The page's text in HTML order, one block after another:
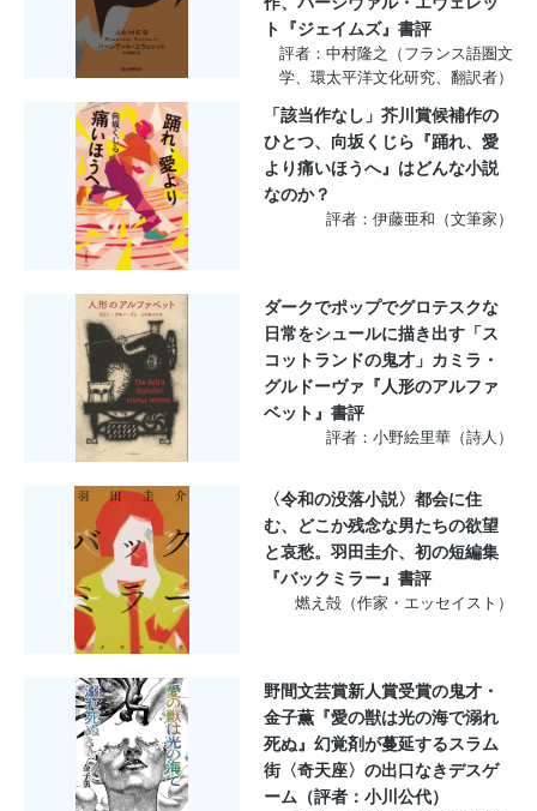
ト『ジェイムズ』書評
評者：中村隆之（フランス語圏文
学、環太平洋文化研究、翻訳者）
「該当作なし」芥川賞候補作の
ひとつ、向坂くじら『踊れ、愛
より痛いほうへ』はどんな小説
なのか？
評者：伊藤亜和（文筆家）
ダークでポップでグロテスクな
日常をシュールに描き出す「ス
コットランドの鬼才」カミラ・
グルドーヴァ『人形のアルファ
ベット』書評
評者：小野絵里華（詩人）
〈令和の没落小説〉都会に住
む、どこか残念な男たちの欲望
と哀愁。羽田圭介、初の短編集
『バックミラー』書評
燃え殻（作家・エッセイスト）
野間文芸賞新人賞受賞の鬼才・
金子薫『愛の獣は光の海で溺れ
死ぬ』幻覚剤が蔓延するスラム
街〈奇天座〉の出口なきデスゲ
ーム（評者：小川公代）